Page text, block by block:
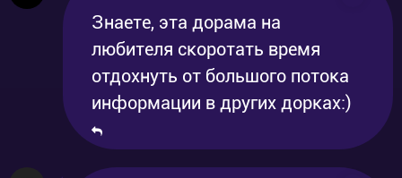
Знаете, эта дорама на
любителя скоротать время
отдохнуть от большого потока
информации в других дорках:)